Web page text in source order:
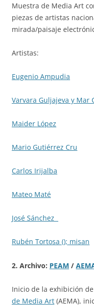
Muestra de Media Art
piezas de artistas
mirada/paisaje
Artistas:
Eugenio Ampudia
Varvara Guljajeva y Mar
Maider López
Mario Gutiérrez Cru
Carlos Irijalba
Mateo Maté
José Sánchez
Rubén Tortosa (); misan
2. Archivo: PEAM /
Inicio de la exhibición
de Media Art (AEMA),